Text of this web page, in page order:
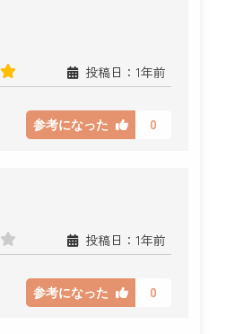
投稿日：1年前
参考になった 0
投稿日：1年前
参考になった 0